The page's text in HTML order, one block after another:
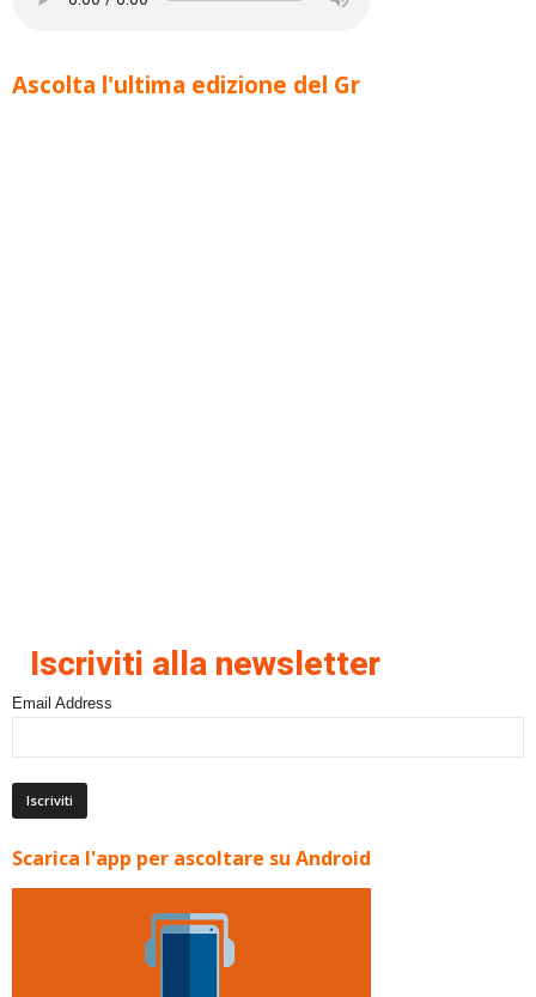
Ascolta l'ultima edizione del Gr
Iscriviti alla newsletter
Email Address
Scarica l'app per ascoltare su Android